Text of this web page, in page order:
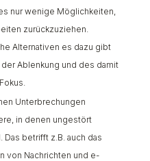
nur wenige Möglichkeiten,
zurückzuziehen.
Alternativen es dazu gibt
Ablenkung und des damit
Unterbrechungen
in denen ungestört
betrifft z.B. auch das
von Nachrichten und e-